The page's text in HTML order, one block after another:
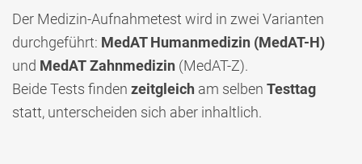
Der Medizin-Aufnahmetest wird in zwei Varianten
durchgeführt: MedAT Humanmedizin (MedAT-H)
und MedATZahnmedizin (MedAT-Z).
Beide Tests finden zeitgleich am selben Testtag
statt, unterscheiden sich aber inhaltlich.